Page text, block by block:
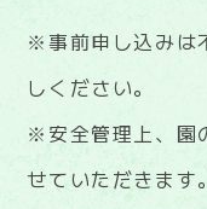
※事前申し込みは
しください。
※安全管理上、園
せていただきます。